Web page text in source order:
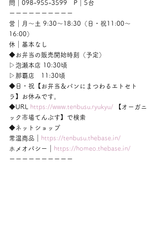
問｜098-955-3599　P｜5台
ーーーーーーーーーー
営｜月〜土 9:30〜18:30（日・祝11:00〜
16:00）
休｜基本なし
◆お弁当の販売開始時刻（予定）
▷泡瀬本店 10:30頃
▷那覇店　11:30頃
◆日・祝【お弁当＆パンにまつわるエトセト
ラ】お休みです。
◆URL
https://www.tenbusu.ryukyu/ 【オーガニ
ック市場てんぶす】で検索
◆ネットショップ
常温商品｜
https://tenbusu.thebase.in/
ホメオパシー｜
https://homeo.thebase.in/
ーーーーーーーーーー